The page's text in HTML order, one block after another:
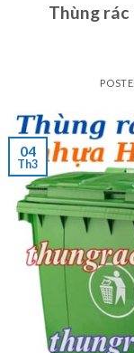
Thùng rác
04
Th3